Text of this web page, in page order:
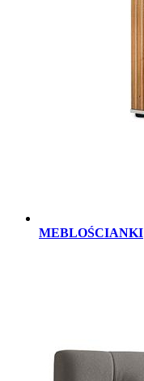
MEBLOŚCIANKI